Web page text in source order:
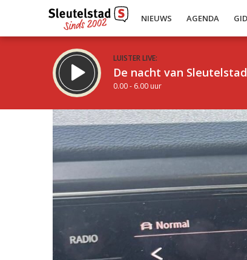
NIEUWS AGENDA
LUISTER LIVE:
De nacht van Sleutelstad
0.00 - 6.00 uur